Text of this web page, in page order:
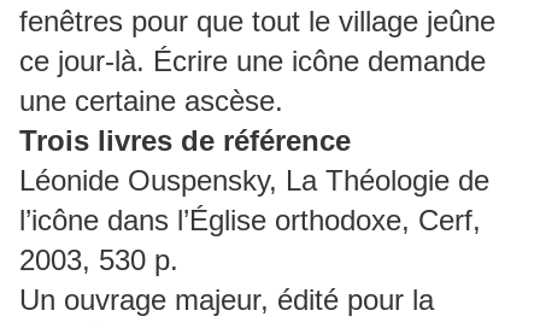
fenêtres pour que tout le village jeûne
ce jour-là. Écrire une icône demande
une certaine ascèse.
Trois livres de référence
Léonide Ouspensky, La Théologie de
l’icône dans l’Église orthodoxe, Cerf,
2003, 530 p.
Un ouvrage majeur, édité pour la